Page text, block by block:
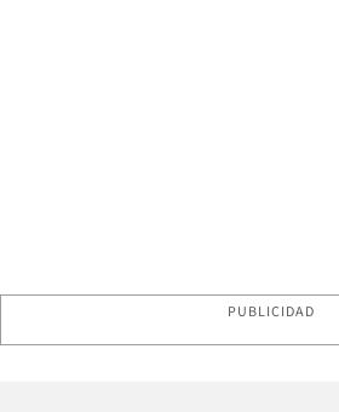
PUBLICIDAD